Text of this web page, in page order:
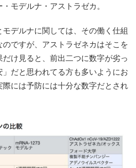
モデルナ・アストラゼカ。
デルナに関しては、その働く仕組
ですが、アストラゼネカはそこを
け見ると、前出二つに数字が劣っ
だと思われてる方も多いようにお
には予防には十分な数字だとされ